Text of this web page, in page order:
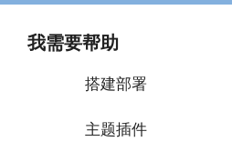
我需要帮助
搭建部署
主题插件